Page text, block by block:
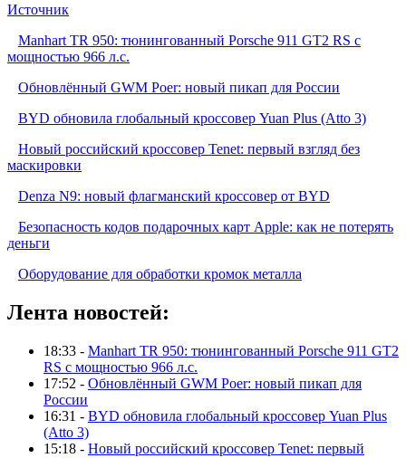
Источник
Manhart TR 950: тюнингованный Porsche 911 GT2 RS с
мощностью 966 л.с.
Обновлённый GWM Poer: новый пикап для России
BYD обновила глобальный кроссовер Yuan Plus (Atto 3)
Новый российский кроссовер Tenet: первый взгляд без
маскировки
Denza N9: новый флагманский кроссовер от BYD
Безопасность кодов подарочных карт Apple: как не потерять
деньги
Оборудование для обработки кромок металла
Лента новостей:
18:33 - Manhart TR 950: тюнингованный Porsche 911 GT2
RS с мощностью 966 л.с.
17:52 - Обновлённый GWM Poer: новый пикап для
России
16:31 - BYD обновила глобальный кроссовер Yuan Plus
(Atto 3)
15:18 - Новый российский кроссовер Tenet: первый